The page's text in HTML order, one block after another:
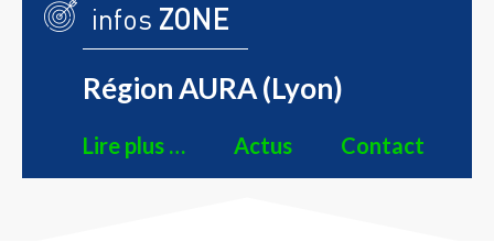
infos ZONE
Région AURA (Lyon)
Lire plus … Actus Contact